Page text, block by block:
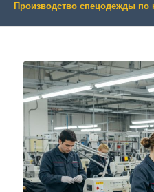
Производство спецодежды по